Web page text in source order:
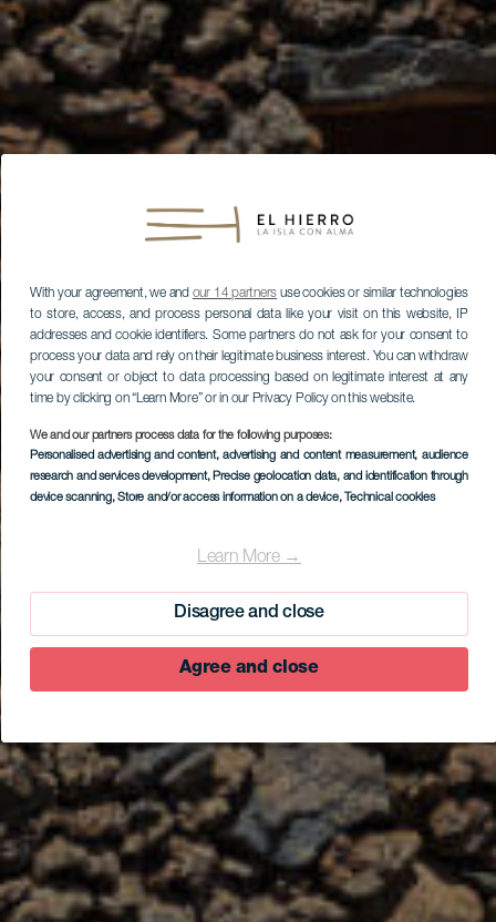
With your agreement, we and our 14 partners use cookies or similar technologies
to store, access, and process personal data like your visit on this website, IP
addresses and cookie identifiers. Some partners do not ask for your consent to
process your data and rely on their legitimate business interest. You can withdraw
your consent or object to data processing based on legitimate interest at any
time by clicking on “Learn More” or in our Privacy Policy on this website.
We and our partners process data for the following purposes:
Personalised advertising and content, advertising and content measurement, audience
research and services development, Precise geolocation data, and identification through
device scanning, Store and/or access information on a device, Technical cookies
Learn More →
Disagree and close
Agree and close